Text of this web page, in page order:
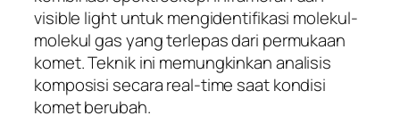
visible light untuk mengidentifikasi molekul-
molekul gas yang terlepas dari permukaan
komet. Teknik ini memungkinkan analisis
komposisi secara real-time saat kondisi
komet berubah.